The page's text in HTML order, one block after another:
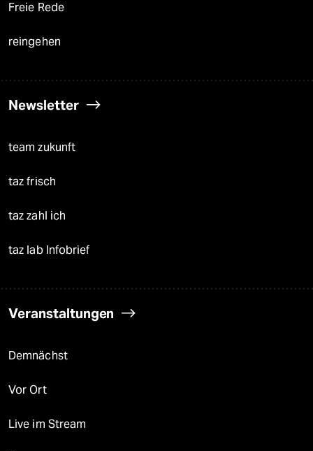
Freie Rede
reingehen
Newsletter
team zukunft
taz frisch
taz zahl ich
taz lab Infobrief
Veranstaltungen
Demnächst
Vor Ort
Live im Stream